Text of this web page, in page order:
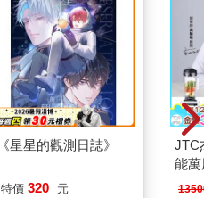
底層邏輯：看清這個世
79 折 特價 316
特
79 折